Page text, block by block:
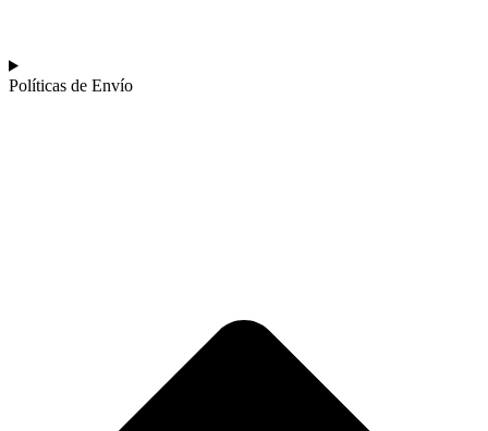
Políticas de Envío